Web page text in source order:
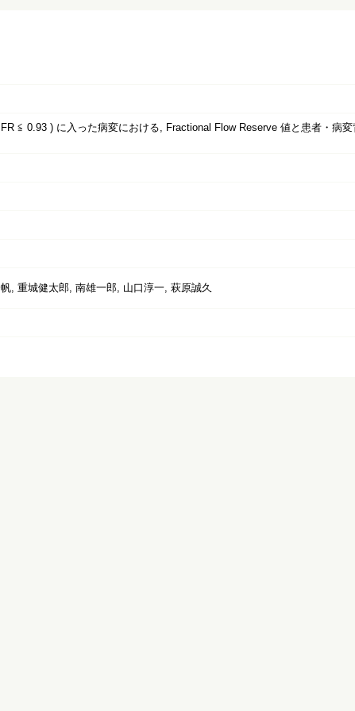
≦ 0.93 ) に入った病変における, Fractional Flow Reserve 値と患者・病
, 重城健太郎, 南雄一郎, 山口淳一, 萩原誠久